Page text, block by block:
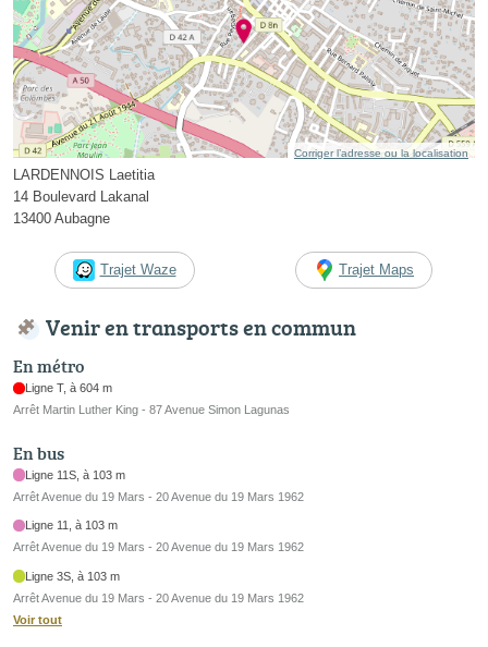
Corriger l’adresse ou la localisation
LARDENNOIS Laetitia
14 Boulevard Lakanal
13400 Aubagne
Trajet Waze Trajet Maps
Venir en transports en commun
En métro
Ligne T, à 604 m
Arrêt Martin Luther King - 87 Avenue Simon Lagunas
En bus
Ligne 11S, à 103 m
Arrêt Avenue du 19 Mars - 20 Avenue du 19 Mars 1962
Ligne 11, à 103 m
Arrêt Avenue du 19 Mars - 20 Avenue du 19 Mars 1962
Ligne 3S, à 103 m
Arrêt Avenue du 19 Mars - 20 Avenue du 19 Mars 1962
Voir tout